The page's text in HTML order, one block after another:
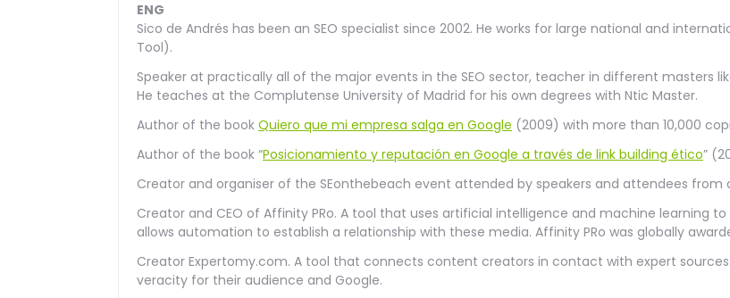
ENG
Sico de Andrés has been an SEO specialist since 2002. He works for large national and
Tool).
Speaker at practically all of the major events in the SEO sector, teacher in different masters
He teaches at the Complutense University of Madrid for his own degrees with Ntic Master.
Author of the book Quiero que mi empresa salga en Google (2009) with more than 10,000
Author of the book “Posicionamiento y reputación en Google a través de link building ético”
Creator and organiser of the SEonthebeach event attended by speakers and attendees from
Creator and CEO of Affinity PRo. A tool that uses artificial intelligence and machine learning
allows automation to establish a relationship with these media. Affinity PRo was globally
Creator Expertomy.com. A tool that connects content creators in contact with expert
veracity for their audience and Google.